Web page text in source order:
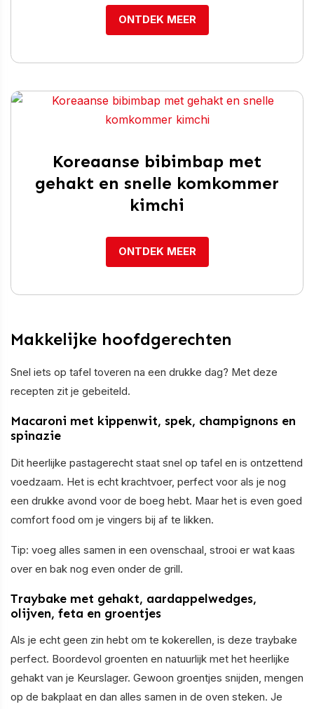
ONTDEK MEER
Koreaanse bibimbap met
gehakt en snelle komkommer
kimchi
ONTDEK MEER
Makkelijke hoofdgerechten
Snel iets op tafel toveren na een drukke dag? Met deze
recepten zit je gebeiteld.
Macaroni met kippenwit, spek, champignons en
spinazie
Dit heerlijke pastagerecht staat snel op tafel en is ontzettend
voedzaam. Het is echt krachtvoer, perfect voor als je nog
een drukke avond voor de boeg hebt. Maar het is even goed
comfort food om je vingers bij af te likken.
Tip: voeg alles samen in een ovenschaal, strooi er wat kaas
over en bak nog even onder de grill.
Traybake met gehakt, aardappelwedges,
olijven, feta en groentjes
Als je echt geen zin hebt om te kokerellen, is deze traybake
perfect. Boordevol groenten en natuurlijk met het heerlijke
gehakt van je Keurslager. Gewoon groentjes snijden, mengen
op de bakplaat en dan alles samen in de oven steken. Je